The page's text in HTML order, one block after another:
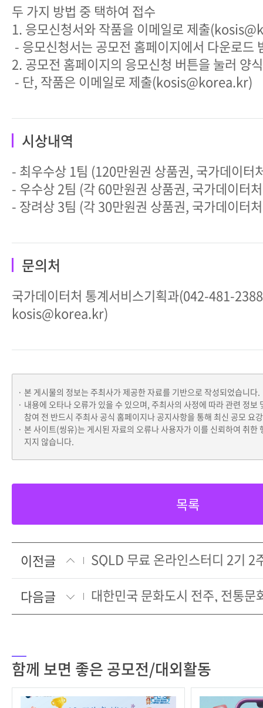
두 가지 방법 중 택하여 접수
1. 응모신청서와 작품을 이메일로 제출
- 응모신청서는 공모전 홈페이지에서 다운로드
2. 공모전 홈페이지의 응모신청 버튼을 눌러 양
- 단, 작품은 이메일로 제출(kosis@korea.kr)
시상내역
- 최우수상 1팀 (120만원권 상품권, 국가데이터
- 우수상 2팀 (각 60만원권 상품권, 국가데이터
- 장려상 3팀 (각 30만원권 상품권, 국가데이터
문의처
국가데이터처 통계서비스기획과(042-481-
kosis@korea.kr)
본 게시물의 정보는 주최사가 제공한 자료를 기반으로 작성되었습니다.
내용에 오타나 오류가 있을 수 있으며, 주최사의 사정에 따라 관련 정보
참여 전 반드시 주최사 공식 홈페이지나 공지사항을 통해 최신 공모 요
본 사이트(씽유)는 게시된 자료의 오류나 사용자가 이를 신뢰하여 취한
지지 않습니다.
목록
이전글
SQLD 무료 온라인스터디 2기 2
다음글
함께 보면 좋은 공모전/대외활동